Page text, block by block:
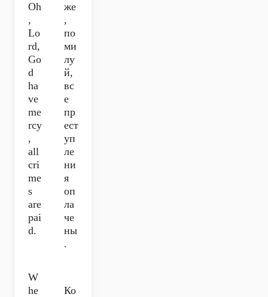
Oh
,
Lo
rd,
Go
d
ha
ve
me
rcy
,
all
cri
me
s
are
pai
d.
же
,
по
ми
лу
й,
вс
е
пр
ест
уп
ле
ни
я
оп
ла
че
ны
.
W
he
Ко